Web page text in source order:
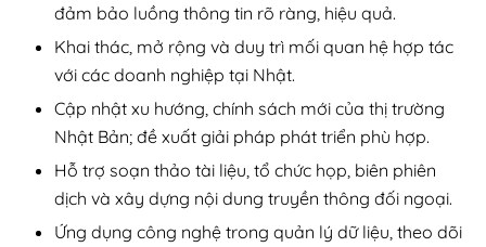
đảm bảo luồng thông tin rõ ràng, hiệu quả.
Khai thác, mở rộng và duy trì mối quan hệ hợp tác
với các doanh nghiệp tại Nhật.
Cập nhật xu hướng, chính sách mới của thị trường
Nhật Bản; đề xuất giải pháp phát triển phù hợp.
Hỗ trợ soạn thảo tài liệu, tổ chức họp, biên phiên
dịch và xây dựng nội dung truyền thông đối ngoại.
Ứng dụng công nghệ trong quản lý dữ liệu, theo dõi